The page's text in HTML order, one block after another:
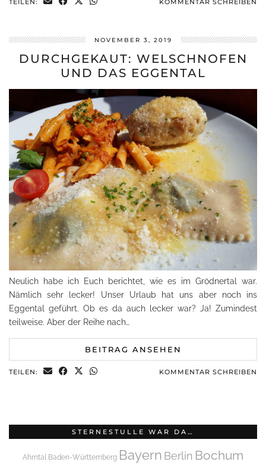
TEILEN: KOMMENTAR SCHREIBEN
NOVEMBER 3, 2019
DURCHGEKAUT: WELSCHNOFEN
UND DAS EGGENTAL
Neulich habe ich Euch berichtet, wie es im Grödnertal war.
Nämlich sehr lecker! Unser Urlaub hat uns aber noch ins
Eggental geführt. Ob es da auch lecker war? Ja! Zumindest
teilweise. Aber der Reihe nach…
BEITRAG ANSEHEN
TEILEN: KOMMENTAR SCHREIBEN
STERNESTULLE WAR DA…
Ahrntal Baden-Württemberg Bayern Berlin Bochum